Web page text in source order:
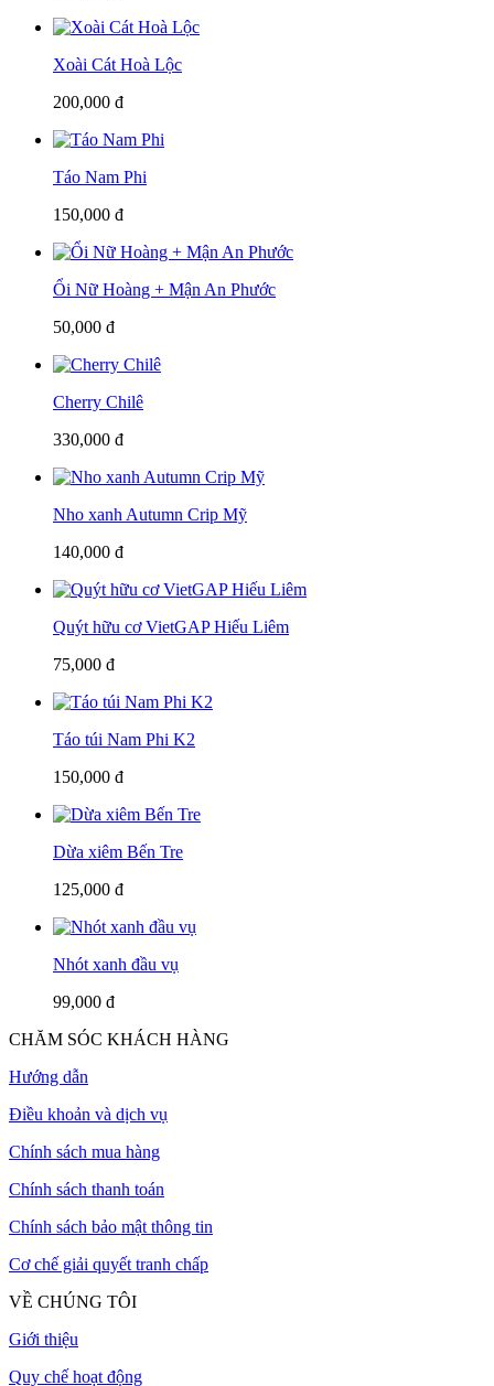
Xoài Cát Hoà Lộc
200,000 đ
Táo Nam Phi
150,000 đ
Ổi Nữ Hoàng + Mận An Phước
50,000 đ
Cherry Chilê
330,000 đ
Nho xanh Autumn Crip Mỹ
140,000 đ
Quýt hữu cơ VietGAP Hiếu Liêm
75,000 đ
Táo túi Nam Phi K2
150,000 đ
Dừa xiêm Bến Tre
125,000 đ
Nhót xanh đầu vụ
99,000 đ
CHĂM SÓC KHÁCH HÀNG
Hướng dẫn
Điều khoản và dịch vụ
Chính sách mua hàng
Chính sách thanh toán
Chính sách bảo mật thông tin
Cơ chế giải quyết tranh chấp
VỀ CHÚNG TÔI
Giới thiệu
Quy chế hoạt động